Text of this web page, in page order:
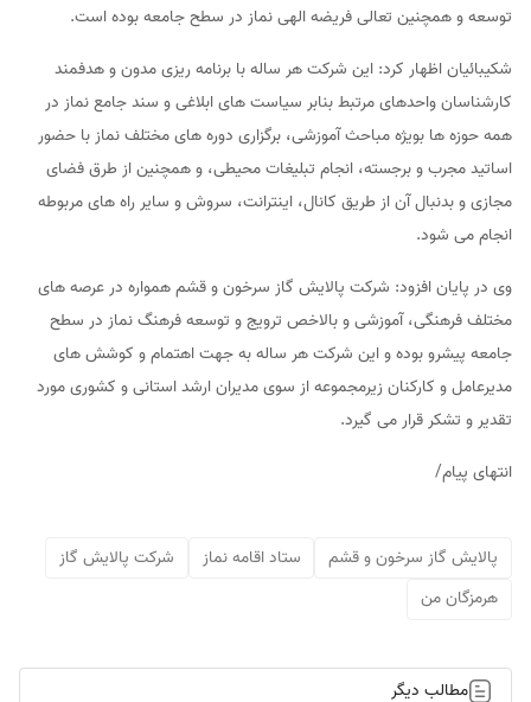
توسعه و همچنین تعالی فریضه الهی نماز در سطح جامعه بوده است.
شکیبائیان اظهار کرد: این شرکت هر ساله با برنامه ریزی مدون و هدفمند
کارشناسان واحدهای مرتبط بنابر سیاست های ابلاغی و سند جامع نماز در
همه حوزه ها بویژه مباحث آموزشی، برگزاری دوره های مختلف نماز با حضور
اساتید مجرب و برجسته، انجام تبلیغات محیطی، و همچنین از طرق فضای
مجازی و بدنبال آن از طریق کانال، اینترانت، سروش و سایر راه های مربوطه
انجام می شود.
وی در پایان افزود: شرکت پالایش گاز سرخون و قشم همواره در عرصه های
مختلف فرهنگی، آموزشی و بالاخص ترویج و توسعه فرهنگ نماز در سطح
جامعه پیشرو بوده و این شرکت هر ساله به جهت اهتمام و کوشش های
مدیرعامل و کارکنان زیرمجموعه از سوی مدیران ارشد استانی و کشوری مورد
تقدیر و تشکر قرار می گیرد.
انتهای پیام/
پالایش گاز سرخون و قشم ستاد اقامه نماز
شرکت پالایش گاز
هرمزگان من
مطالب دیگر